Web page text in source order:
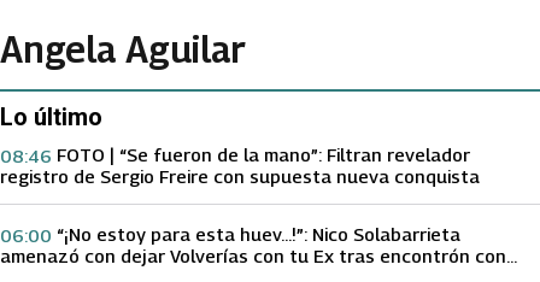
Angela Aguilar
Lo último
FOTO | “Se fueron de la mano”: Filtran revelador
registro de Sergio Freire con supuesta nueva conquista
08:46
“¡No estoy para esta huev…!”: Nico Solabarrieta
amenazó con dejar Volverías con tu Ex tras encontrón con
06:00